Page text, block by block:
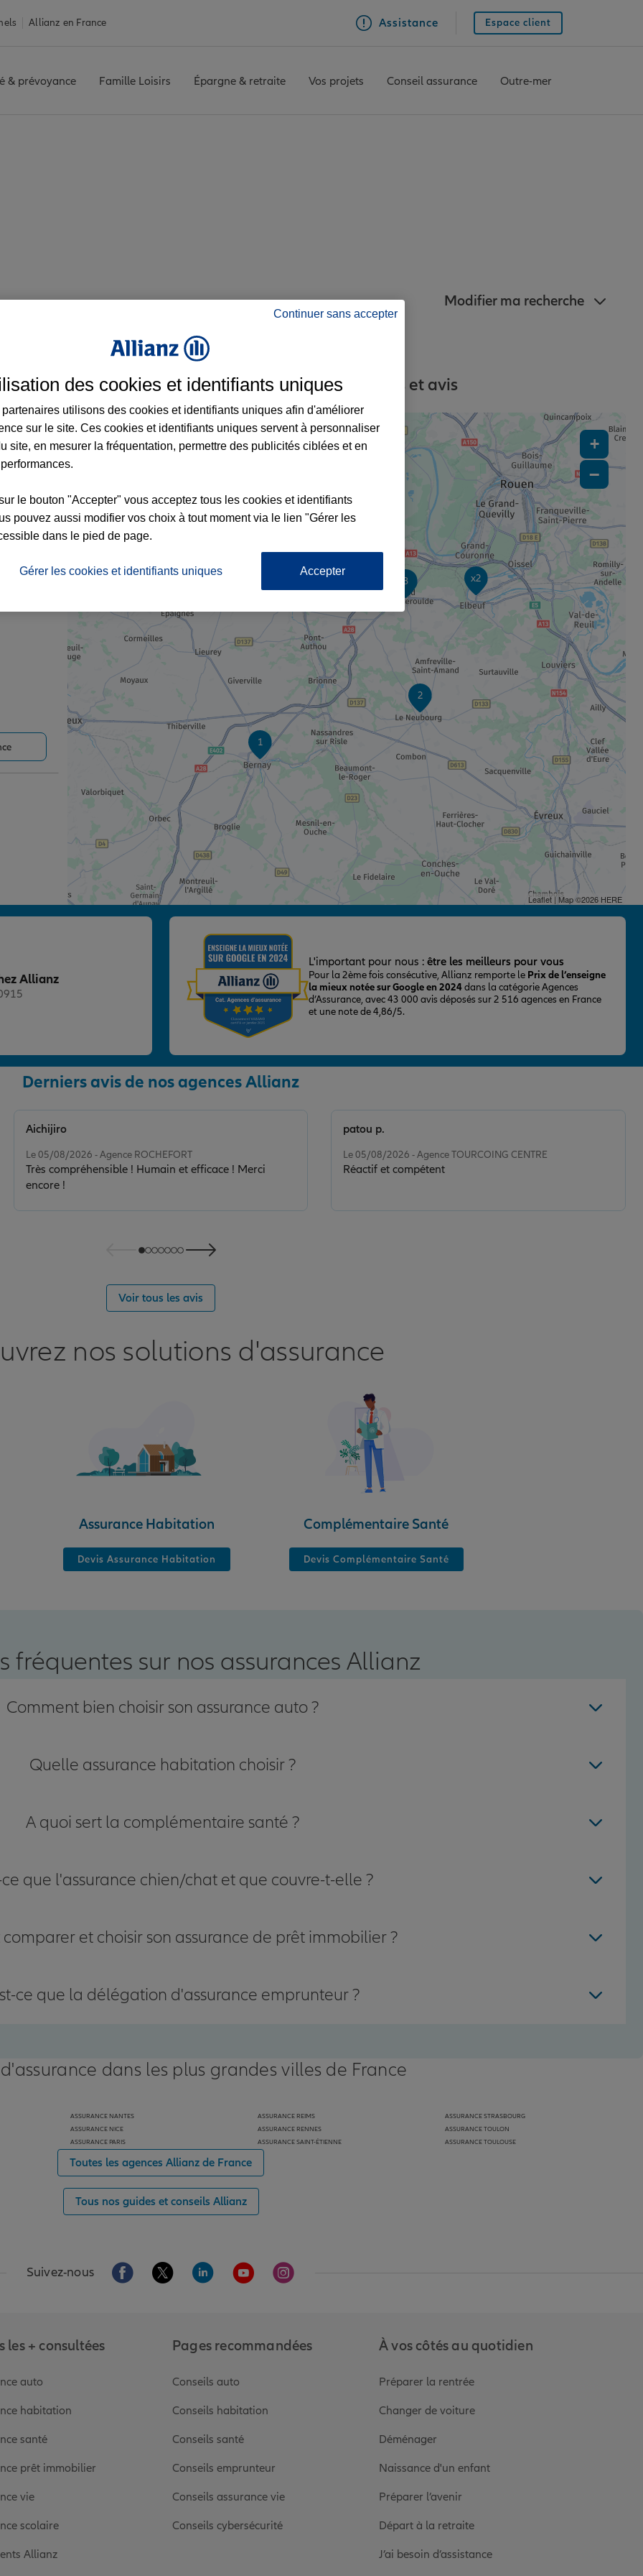
Allianz en France Assistance Espace client
& prévoyance Famille Loisirs Épargne & retraite Vos projets Conseil assurance Outre-mer
Modifier ma recherche
à Brionne et aux alentours : adresses, contacts et avis
2
1
3 x2
+
−
Leaflet| Map ©2026 HERE
Allianz
L'important pour nous : être les meilleurs pour vous
Pour la 2ème fois consécutive, Allianz remporte le Prix de l’enseigne
la mieux notée sur Google en 2024dans la catégorie Agences
d’Assurance, avec 43 000 avis déposés sur 2 516 agences en France
et une note de 4,86/5.
Derniers avis de nos agences Allianz
Le 05/08/2026 - Agence ROCHEFORT
Très compréhensible ! Humain et efficace ! Merci
encore !
Aichijiro
Le 05/08/2026 - Agence TOURCOING CENTRE
Réactif et compétent
patou p.
Voir tous les avis
nos solutions d'assurance
Assurance Habitation
Devis Assurance Habitation
Complémentaire Santé
Devis Complémentaire Santé
fréquentes sur nos assurances Allianz
Comment bien choisir son assurance auto ?
Quelle assurance habitation choisir ?
A quoi sert la complémentaire santé ?
que l'assurance chien/chat et que couvre-t-elle ?
et choisir son assurance de prêt immobilier ?
ce que la délégation d'assurance emprunteur ?
dans les plus grandes villes de France
ASSURANCE NANTES
ASSURANCE NICE
ASSURANCE PARIS
ASSURANCE REIMS
ASSURANCE RENNES
ASSURANCE SAINT-ÉTIENNE
ASSURANCE STRASBOURG
ASSURANCE TOULON
ASSURANCE TOULOUSE
Toutes les agences Allianz de France
Tous nos guides et conseils Allianz
Suivez-nous Aller sur la page Facebook de Allianz
Aller sur la page Twitter de Allianz
Aller sur la page Linkedin de Allianz
Aller sur la page Youtube de Allianz
Aller sur la page Instagram de Allianz
les + consultées
auto
habitation
santé
prêt immobilier
vie
scolaire
Allianz
Pages recommandées
Conseils auto
Conseils habitation
Conseils santé
Conseils emprunteur
Conseils assurance vie
Conseils cybersécurité
À vos côtés au quotidien
Préparer la rentrée
Changer de voiture
Déménager
Naissance d'un enfant
Préparer l’avenir
Départ à la retraite
J’ai besoin d’assistance
Continuer sans accepter
des cookies et identifiants uniques
partenaires utilisons des cookies et identifiants uniques afin d'améliorer
sur le site. Ces cookies et identifiants uniques servent à personnaliser
site, en mesurer la fréquentation, permettre des publicités ciblées et en
le bouton "Accepter" vous acceptez tous les cookies et identifiants
pouvez aussi modifier vos choix à tout moment via le lien "Gérer les
dans le pied de page.
Gérer les cookies et identifiants uniques Accepter